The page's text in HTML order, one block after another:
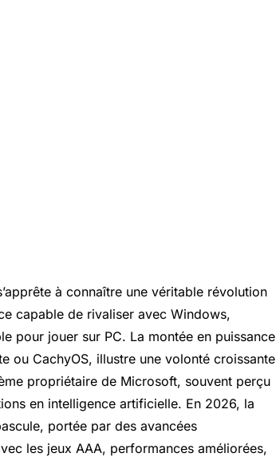
à connaître une véritable révolution
capable de rivaliser avec Windows,
pour jouer sur PC. La montée en puissance
ou CachyOS, illustre une volonté croissante
propriétaire de Microsoft, souvent perçu
en intelligence artificielle. En 2026, la
portée par des avancées
les jeux AAA, performances améliorées,